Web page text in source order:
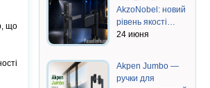
що
AkzoNobel: новий
рівень якості…
24 июня
Akpen Jumbo —
ручки для